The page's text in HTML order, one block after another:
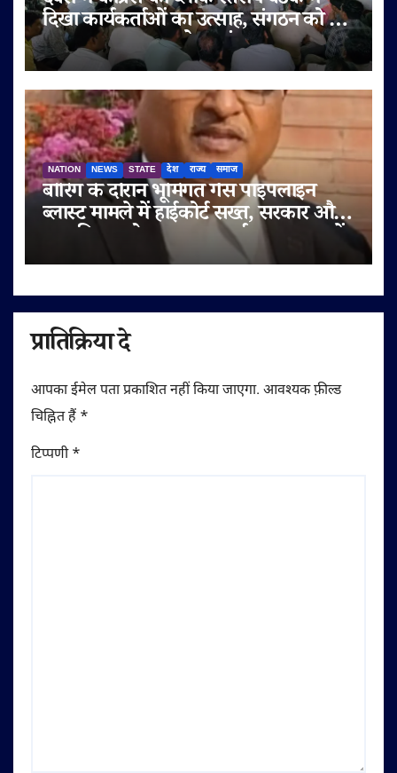
दिखा कार्यकर्ताओं का उत्साह, संगठन को बूथ
स्तर तक मज़बूत करने पर मंथन
NATION NEWS STATE देश राज्य समाज
बोरिंग के दौरान भूमिगत गैस पाइपलाइन
ब्लास्ट मामले में हाईकोर्ट सख्त, सरकार और
नगर निगम को इलाज का खर्च एक सप्ताह में
चुकाने के आदेश
प्रातिक्रिया दे
आपका ईमेल पता प्रकाशित नहीं किया जाएगा. आवश्यक फ़ील्ड
चिह्नित हैं *
टिप्पणी*